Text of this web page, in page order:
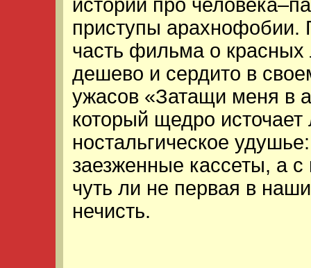
историй про
приступы арахнофобии.
часть фильма о красных
дешево и сердито в
ужасов «Затащи меня в
который щедро источает
ностальгическое
заезженные кассеты, а с
чуть ли не первая в
нечисть.